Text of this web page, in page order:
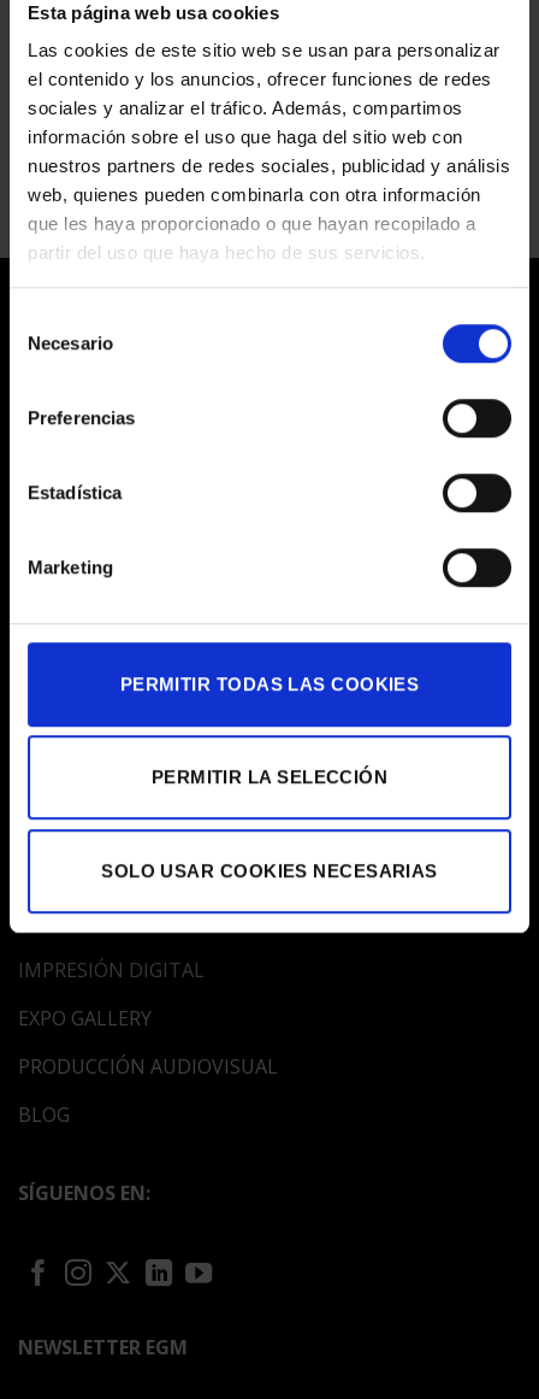
Esta página web usa cookies
Las cookies de este sitio web se usan para personalizar
el contenido y los anuncios, ofrecer funciones de redes
sociales y analizar el tráfico. Además, compartimos
información sobre el uso que haga del sitio web con
nuestros partners de redes sociales, publicidad y análisis
web, quienes pueden combinarla con otra información
que les haya proporcionado o que hayan recopilado a
partir del uso que haya hecho de sus servicios.
Necesario
Preferencias
Estadística
Marketing
PERMITIR TODAS LAS COOKIES
PERMITIR LA SELECCIÓN
SOLO USAR COOKIES NECESARIAS
SALA
GALERÍA ÚNICO
Comentarios desactivadosen
GALERÍA
ASTON MARTIN
Comentarios desactivadosen
ASTON
MARTIN
C/ Prats de Molló, 20 Barcelona 08021
De Lunes a Viernes de 9:30 a 18:00h
932 01 63 88
egm@egm.es
MAPA WEB
EMPRESA
IMPRESIÓN DIGITAL
EXPO GALLERY
PRODUCCIÓN AUDIOVISUAL
BLOG
SÍGUENOS EN:
NEWSLETTER EGM